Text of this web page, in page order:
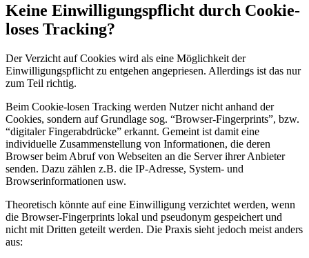
Keine Einwilligungspflicht durch Cookie-
loses Tracking?
Der Verzicht auf Cookies wird als eine Möglichkeit der
Einwilligungspflicht zu entgehen angepriesen. Allerdings ist das nur
zum Teil richtig.
Beim Cookie-losen Tracking werden Nutzer nicht anhand der
Cookies, sondern auf Grundlage sog. “Browser-Fingerprints”, bzw.
“digitaler Fingerabdrücke” erkannt. Gemeint ist damit eine
individuelle Zusammenstellung von Informationen, die deren
Browser beim Abruf von Webseiten an die Server ihrer Anbieter
senden. Dazu zählen z.B. die IP-Adresse, System- und
Browserinformationen usw.
Theoretisch könnte auf eine Einwilligung verzichtet werden, wenn
die Browser-Fingerprints lokal und pseudonym gespeichert und
nicht mit Dritten geteilt werden. Die Praxis sieht jedoch meist anders
aus: